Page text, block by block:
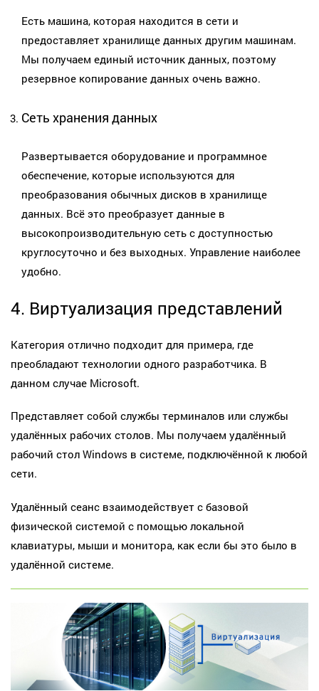
Есть машина, которая находится в сети и
предоставляет хранилище данных другим машинам.
Мы получаем единый источник данных, поэтому
резервное копирование данных очень важно.
Сеть хранения данных
Развертывается оборудование и программное
обеспечение, которые используются для
преобразования обычных дисков в хранилище
данных. Всё это преобразует данные в
высокопроизводительную сеть с доступностью
круглосуточно и без выходных. Управление наиболее
удобно.
4. Виртуализация представлений
Категория отлично подходит для примера, где
преобладают технологии одного разработчика. В
данном случае Microsoft.
Представляет собой службы терминалов или службы
удалённых рабочих столов. Мы получаем удалённый
рабочий стол Windows в системе, подключённой к любой
сети.
Удалённый сеанс взаимодействует с базовой
физической системой с помощью локальной
клавиатуры, мыши и монитора, как если бы это было в
удалённой системе.